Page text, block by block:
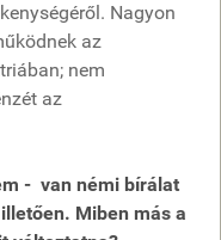
Nagyon
az
nem
az
- van némi bírálat
Miben más a